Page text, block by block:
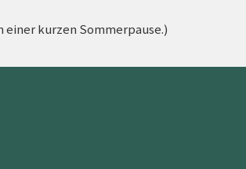
einer kurzen Sommerpause.)